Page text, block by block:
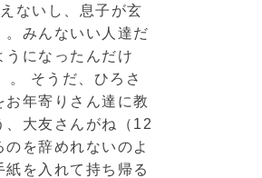
ないし、息子が玄
みんないい人達だ
になったんだけ
。 そうだ、ひろさ
年寄りさん達に教
、大友さんがね（12
を辞めれないのよ
を入れて持ち帰る